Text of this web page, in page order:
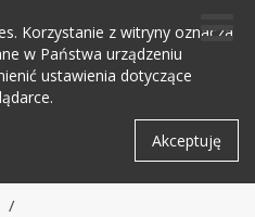
Korzystanie z witryny oznacza
w Państwa urządzeniu
ustawienia dotyczące
Akceptuję
/